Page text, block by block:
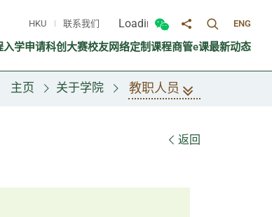
HKU 联系我们 Loading...
切换微信面板
分享至切换搜寻面
ENG
入学申请科创大赛校友网络定制课程商管e课最新动态
主页 关于学院 教职人员
返回